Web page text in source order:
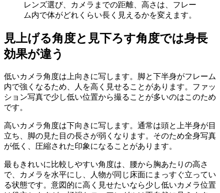
レンズ選び、カメラまでの距離、高さは、フレー
ム内で体がどれくらい長く見えるかを変えます。
見上げる角度と見下ろす角度では身長
効果が違う
低いカメラ角度は上向きに写します。脚と下半身がフレーム
内で強くなるため、人を高く見せることがあります。ファッ
ション写真で少し低い位置から撮ることが多いのはこのため
です。
高いカメラ角度は下向きに写します。通常は頭と上半身が目
立ち、脚の見た目の長さが弱くなります。そのため全身写真
が低く、圧縮された印象になることがあります。
最もきれいに比較しやすい角度は、腰から胸あたりの高さ
で、カメラを水平にし、人物が同じ床面にまっすぐ立ってい
る状態です。意図的に高く見せたいなら少し低いカメラ位置